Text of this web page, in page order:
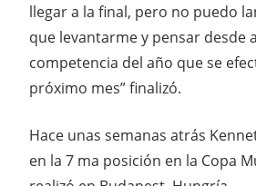
llegar a la final, pero no puedo
que levantarme y pensar desde
competencia del año que se
próximo mes” finalizó.
Hace unas semanas atrás
en la 7 ma posición en la Copa